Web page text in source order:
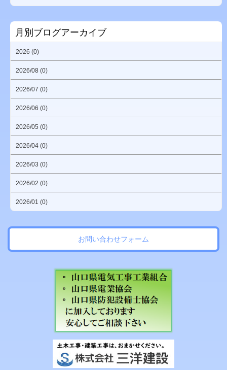
月別ブログアーカイブ
2026 (0)
2026/08 (0)
2026/07 (0)
2026/06 (0)
2026/05 (0)
2026/04 (0)
2026/03 (0)
2026/02 (0)
2026/01 (0)
お問い合わせフォーム